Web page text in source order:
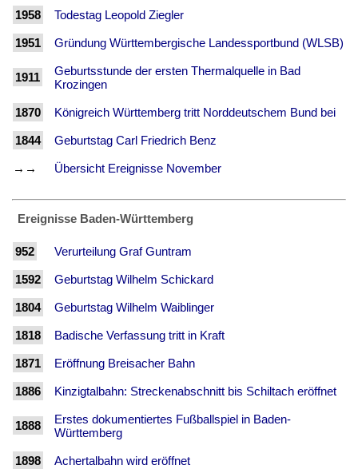
1958 Todestag Leopold Ziegler
1951 Gründung Württembergische Landessportbund (WLSB)
1911
Geburtsstunde der ersten Thermalquelle in Bad
Krozingen
1870 Königreich Württemberg tritt Norddeutschem Bund bei
1844 Geburtstag Carl Friedrich Benz
→→ Übersicht Ereignisse November
Ereignisse Baden-Württemberg
952 Verurteilung Graf Guntram
1592 Geburtstag Wilhelm Schickard
1804 Geburtstag Wilhelm Waiblinger
1818 Badische Verfassung tritt in Kraft
1871 Eröffnung Breisacher Bahn
1886 Kinzigtalbahn: Streckenabschnitt bis Schiltach eröffnet
1888
Erstes dokumentiertes Fußballspiel in Baden-
Württemberg
1898 Achertalbahn wird eröffnet